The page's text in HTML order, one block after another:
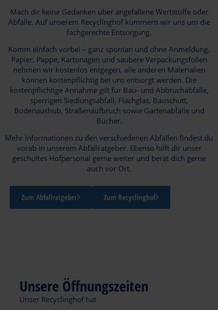
Mach dir keine Gedanken über angefallene Wertstoffe oder
Abfälle. Auf unserem Recyclinghof kümmern wir uns um die
fachgerechte Entsorgung.
Komm einfach vorbei – ganz spontan und ohne Anmeldung.
Papier, Pappe, Kartonagen und saubere Verpackungsfolien
nehmen wir kostenlos entgegen, alle anderen Materialien
können kostenpflichtig bei uns entsorgt werden. Die
kostenpflichtige Annahme gilt für Bau- und Abbruchabfälle,
sperrigen Siedlungsabfall, Flachglas, Bauschutt,
Bodenaushub, Straßenaufbruch sowie Gartenabfälle und
Bücher.
Mehr Informationen zu den verschiedenen Abfällen findest du
vorab in unserem Abfallratgeber. Ebenso hilft dir unser
geschultes Hofpersonal gerne weiter und berät dich gerne
auch vor Ort.
Zum Abfallratgeber Zum Recyclinghof
Unsere Öffnungszeiten
Unser Recyclinghof hat